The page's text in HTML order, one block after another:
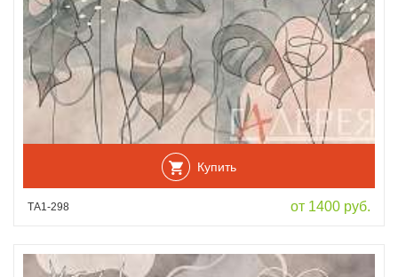
Купить
ТА1-298 от 1400 руб.